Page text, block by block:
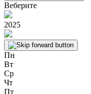
Веберите
2025
Пн
Вт
Ср
Чт
Пт